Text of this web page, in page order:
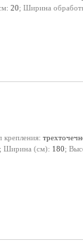
20; Ширина
крепления:
; Ширина (см): 180;